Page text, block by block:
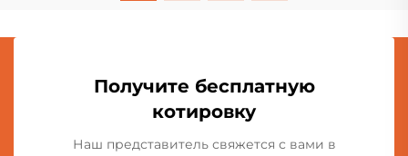
Получите бесплатную
котировку
Наш представитель свяжется с вами в